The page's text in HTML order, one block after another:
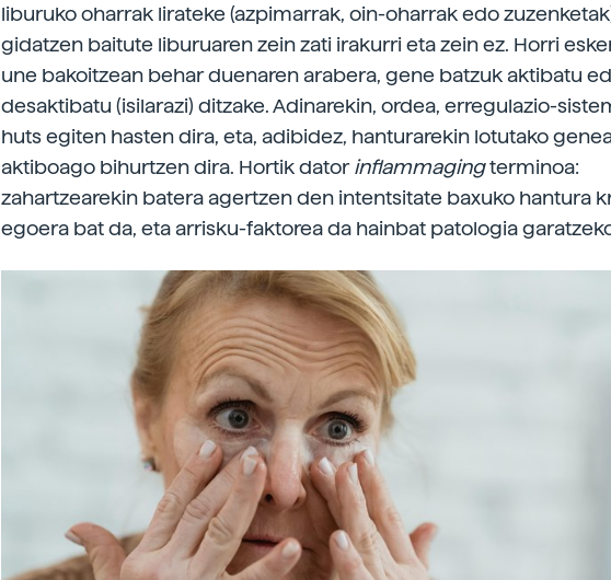
liburuko oharrak lirateke (azpimarrak, oin-oharrak edo
gidatzen baitute liburuaren zein zati irakurri eta zein ez. Horri
une bakoitzean behar duenaren arabera, gene batzuk aktibatu
desaktibatu (isilarazi) ditzake. Adinarekin, ordea, erregulazio-
huts egiten hasten dira, eta, adibidez, hanturarekin lotutako
aktiboago bihurtzen dira. Hortik datorinflammagingterminoa:
zahartzearekin batera agertzen den intentsitate baxuko hantura
egoera bat da, eta arrisku-faktorea da hainbat patologia